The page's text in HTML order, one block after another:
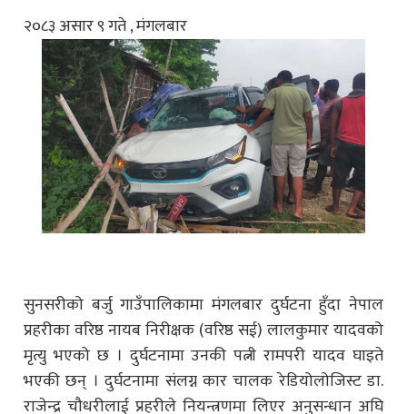
२०८३ असार ९ गते , मंगलबार
सुनसरीको बर्जु गाउँपालिकामा मंगलबार दुर्घटना हुँदा नेपाल
प्रहरीका वरिष्ठ नायब निरीक्षक (वरिष्ठ सई) लालकुमार यादवको
मृत्यु भएको छ । दुर्घटनामा उनकी पत्नी रामपरी यादव घाइते
भएकी छन् । दुर्घटनामा संलग्न कार चालक रेडियोलोजिस्ट डा.
राजेन्द्र चौधरीलाई प्रहरीले नियन्त्रणमा लिएर अनुसन्धान अघि